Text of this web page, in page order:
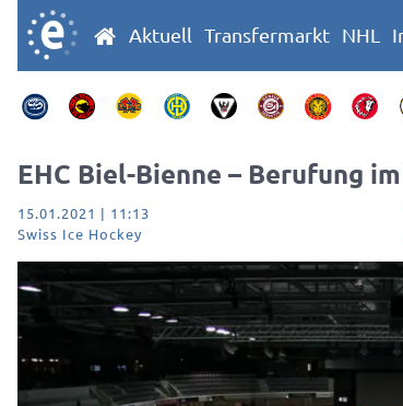
Aktuell Transfermarkt NHL
EHC Biel-Bienne – Berufung
15.01.2021 | 11:13
Swiss Ice Hockey